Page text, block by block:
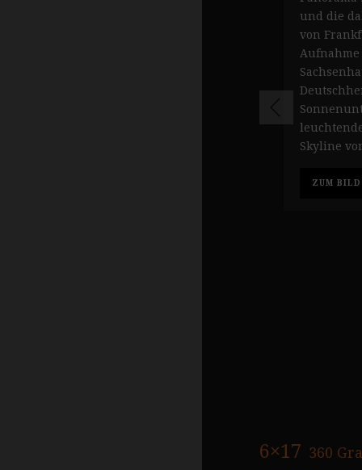
und die
von
Skyline
ZUM BILD
6×17 360